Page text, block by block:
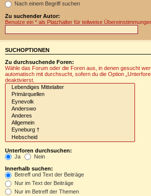
Nach einem Begriff suchen
Zu suchender Autor:
Benutze ein * als Platzhalter für teilweise
SUCHOPTIONEN
Zu durchsuchende Foren:
Wähle das Forum oder die Foren aus, in denen gesucht
automatisch mit durchsucht, sofern du die Option
deaktivierst.
Unterforen durchsuchen:
Ja
Nein
Innerhalb suchen:
Betreff und Text der Beiträge
Nur im Text der Beiträge
Nur im Betreff der Themen